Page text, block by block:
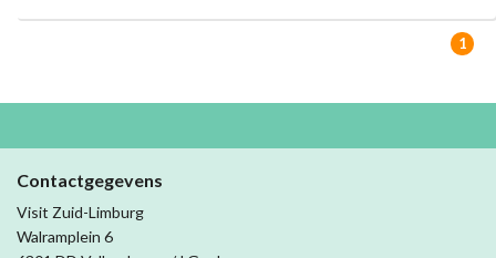
1
Contactgegevens
Visit Zuid-Limburg
Walramplein 6